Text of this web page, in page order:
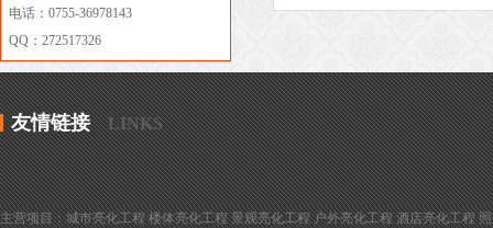
电话：0755-36978143
QQ：272517326
友情链接 LINKS
主营项目：城市亮化工程 楼体亮化工程 景观亮化工程 户外亮化工程 酒店亮化工程